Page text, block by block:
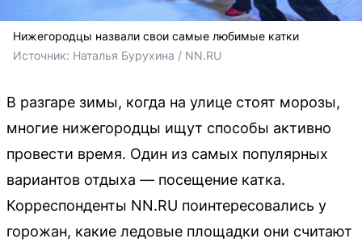
Нижегородцы назвали свои самые любимые катки
Источник: Наталья Бурухина / NN.RU
В разгаре зимы, когда на улице стоят морозы,
многие нижегородцы ищут способы активно
провести время. Один из самых популярных
вариантов отдыха — посещение катка.
Корреспонденты NN.RU поинтересовались у
горожан, какие ледовые площадки они считают